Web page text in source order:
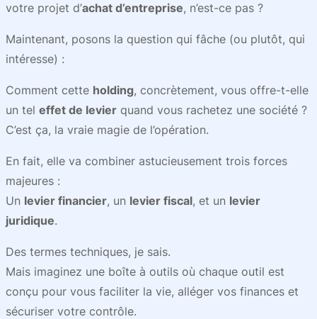
votre projet d’achat d’entreprise, n’est-ce pas ?
Maintenant, posons la question qui fâche (ou plutôt, qui
intéresse) :
Comment cette holding, concrètement, vous offre-t-elle
un tel effet de levier quand vous rachetez une société ?
C’est ça, la vraie magie de l’opération.
En fait, elle va combiner astucieusement trois forces
majeures :
Un levier financier, un levier fiscal, et un levier
juridique.
Des termes techniques, je sais.
Mais imaginez une boîte à outils où chaque outil est
conçu pour vous faciliter la vie, alléger vos finances et
sécuriser votre contrôle.